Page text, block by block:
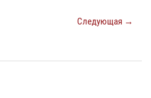
Следующая →